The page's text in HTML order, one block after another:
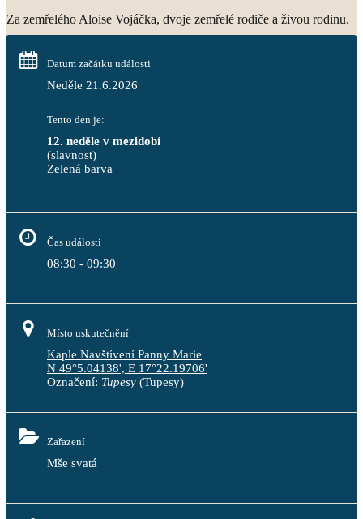
Za zemřelého Aloise Vojáčka, dvoje zemřelé rodiče a živou rodinu.
Datum začátku události
Neděle 21.6.2026
Tento den je:
12. neděle v mezidobí
(slavnost)
Zelená barva
Čas události
08:30 - 09:30
Místo uskutečnění
Kaple Navštívení Panny Marie
N 49°5.04138', E 17°22.19706'
Označení: Tupesy (Tupesy)
Zařazení
Mše svatá